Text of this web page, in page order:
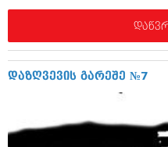
დეკემბერი 2014
ნოემბერი 2014
ოქტომბერი 2014
აგვისტო 2014 (248)
მაისი 2014 (313)
აპრილი 2014 (290)
დაზღვევის გარეშე №7